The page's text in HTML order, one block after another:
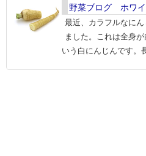
野菜ブログ ホワイ
最近、カラフルなに
ました。これは全身
いう白にんじんです。